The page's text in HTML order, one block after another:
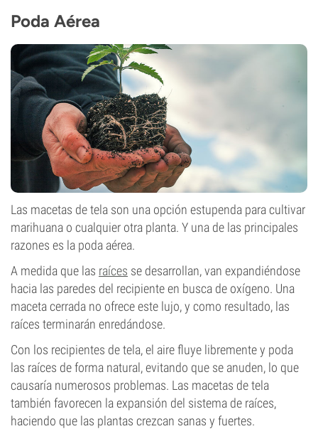
Poda Aérea
Las macetas de tela son una opción estupenda para cultivar
marihuana o cualquier otra planta. Y una de las principales
razones es la poda aérea.
A medida que las raíces se desarrollan, van expandiéndose
hacia las paredes del recipiente en busca de oxígeno. Una
maceta cerrada no ofrece este lujo, y como resultado, las
raíces terminarán enredándose.
Con los recipientes de tela, el aire fluye libremente y poda
las raíces de forma natural, evitando que se anuden, lo que
causaría numerosos problemas. Las macetas de tela
también favorecen la expansión del sistema de raíces,
haciendo que las plantas crezcan sanas y fuertes.